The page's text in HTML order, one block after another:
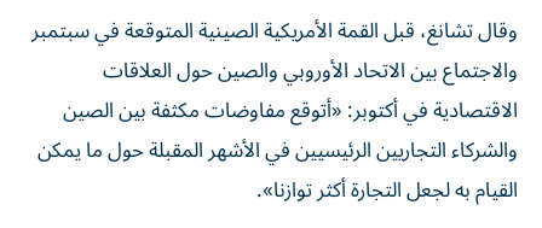
وقال تشانغ، قبل القمة الأمريكية الصينية المتوقعة في سبتمبر
والاجتماع بين الاتحاد الأوروبي والصين حول العلاقات
الاقتصادية في أكتوبر: «أتوقع مفاوضات مكثفة بين الصين
والشركاء التجاريين الرئيسيين في الأشهر المقبلة حول ما يمكن
القيام به لجعل التجارة أكثر توازنا».